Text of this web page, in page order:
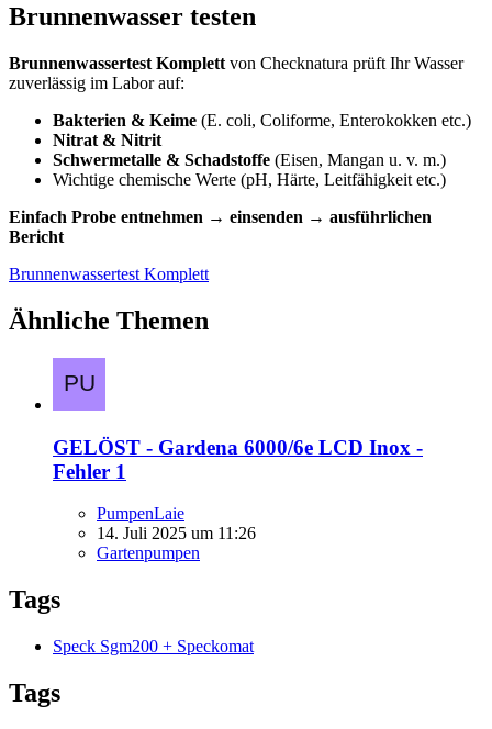
Brunnenwasser testen
Brunnenwassertest Komplett von Checknatura prüft Ihr Wasser
zuverlässig im Labor auf:
Bakterien & Keime (E. coli, Coliforme, Enterokokken etc.)
Nitrat & Nitrit
Schwermetalle & Schadstoffe (Eisen, Mangan u. v. m.)
Wichtige chemische Werte (pH, Härte, Leitfähigkeit etc.)
Einfach Probe entnehmen → einsenden → ausführlichen
Bericht
Brunnenwassertest Komplett
Ähnliche Themen
GELÖST - Gardena 6000/6e LCD Inox -
Fehler 1
PumpenLaie
14. Juli 2025 um 11:26
Gartenpumpen
Tags
Speck Sgm200 + Speckomat
Tags